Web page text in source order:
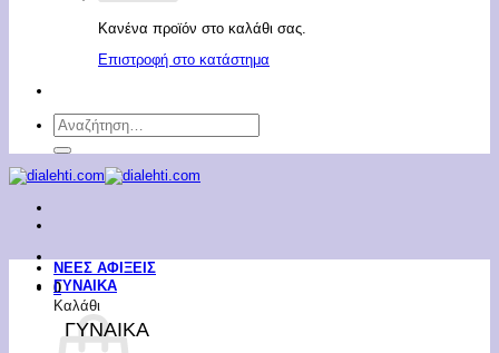
Κανένα προϊόν στο καλάθι σας.
Επιστροφή στο κατάστημα
Αναζήτηση
για:
0
Καλάθι
ΝΕΕΣ ΑΦΙΞΕΙΣ
ΓΥΝΑΙΚΑ
ΓΥΝΑΙΚΑ